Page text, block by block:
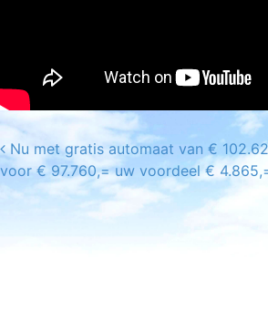
Post navigation
Nu met gratis automaat van €
voor € 97.760,= uw voordeel €